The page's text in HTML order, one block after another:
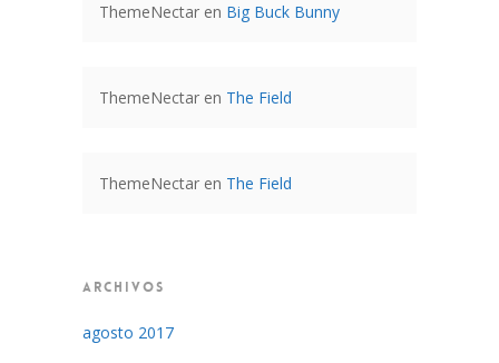
ThemeNectar en Big Buck Bunny
ThemeNectar en The Field
ThemeNectar en The Field
ARCHIVOS
agosto 2017